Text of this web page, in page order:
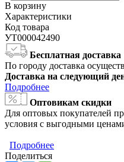
В корзину
Характеристики
Код товара
УТ000042490
Бесплатная доставка
По городу доставка
Доставка на следующий
Подробнее
Оптовикам скидки
Для оптовых покупателей
условия с выгодными
Подробнее
Поделиться